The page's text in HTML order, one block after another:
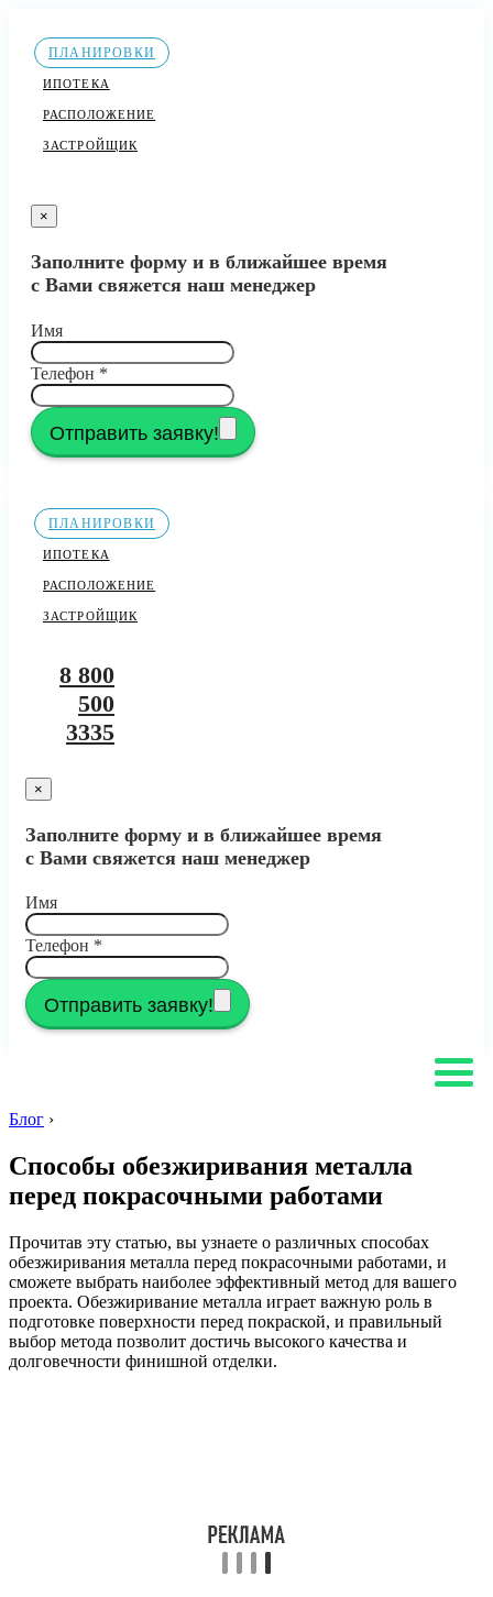
ПЛАНИРОВКИ
ИПОТЕКА
РАСПОЛОЖЕНИЕ
ЗАСТРОЙЩИК
×
Заполните форму и в ближайшее время
с Вами свяжется наш менеджер
Имя
Телефон *
Отправить заявку!
ПЛАНИРОВКИ
ИПОТЕКА
РАСПОЛОЖЕНИЕ
ЗАСТРОЙЩИК
8 800
500
3335
×
Заполните форму и в ближайшее время
с Вами свяжется наш менеджер
Имя
Телефон *
Отправить заявку!
Блог ›
Способы обезжиривания металла
перед покрасочными работами
Прочитав эту статью, вы узнаете о различных способах
обезжиривания металла перед покрасочными работами, и
сможете выбрать наиболее эффективный метод для вашего
проекта. Обезжиривание металла играет важную роль в
подготовке поверхности перед покраской, и правильный
выбор метода позволит достичь высокого качества и
долговечности финишной отделки.